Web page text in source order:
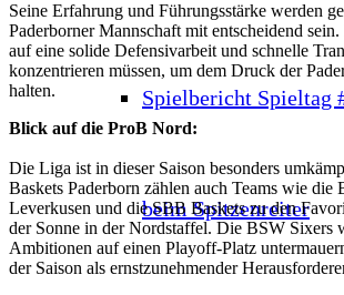
Spielbericht Spieltag
beim Spitzenreiter
Seine Erfahrung und Führungsstärke werden
Paderborner Mannschaft mit entscheidend
auf eine solide Defensivarbeit und schnelle
konzentrieren müssen, um dem Druck der
halten.
Blick auf die ProB Nord:
Die Liga ist in dieser Saison besonders
Baskets Paderborn zählen auch Teams wie die
Leverkusen und die SBB Baskets zu den
der Sonne in der Nordstaffel. Die BSW Sixers
Ambitionen auf einen Playoff-Platz
der Saison als ernstzunehmender